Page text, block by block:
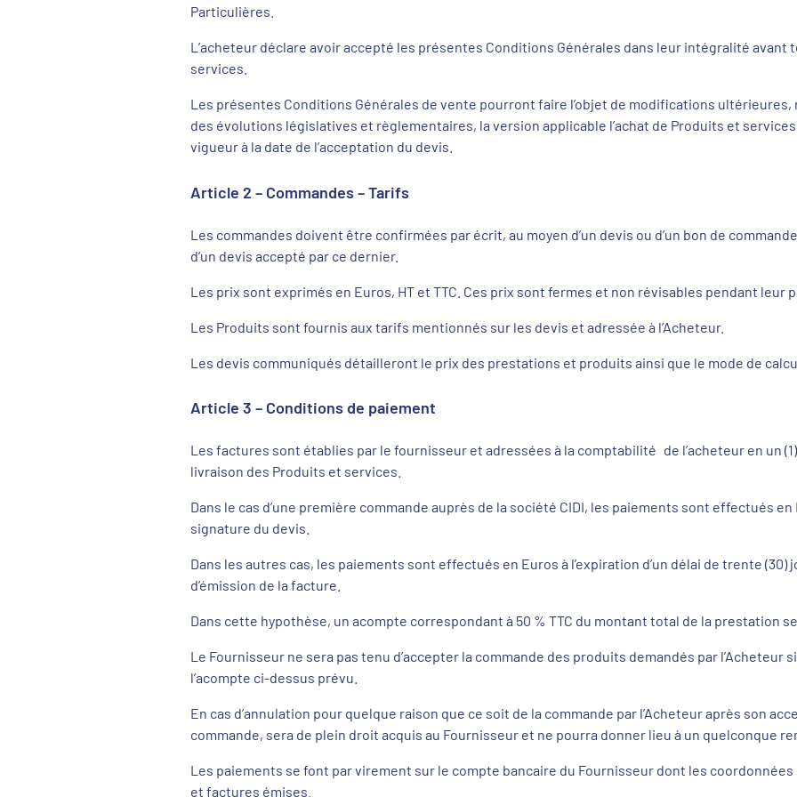
Particulières.
L’acheteur déclare avoir accepté les présentes Conditions Générales dans leur intégralité avant
services.
Les présentes Conditions Générales de vente pourront faire l’objet de modifications
des évolutions législatives et règlementaires, la version applicable l’achat de Produits et
vigueur à la date de l’acceptation du devis.
Article 2 – Commandes – Tarifs
Les commandes doivent être confirmées par écrit, au moyen d’un devis ou d’un bon de
d’un devis accepté par ce dernier.
Les prix sont exprimés en Euros, HT et TTC. Ces prix sont fermes et non révisables pendant leur
Les Produits sont fournis aux tarifs mentionnés sur les devis et adressée à l’Acheteur.
Les devis communiqués détailleront le prix des prestations et produits ainsi que le mode de
Article 3 – Conditions de paiement
Les factures sont établies par le fournisseur et adressées à la comptabilité de l’acheteur en un
livraison des Produits et services.
Dans le cas d’une première commande auprès de la société CIDI, les paiements sont effectués
signature du devis.
Dans les autres cas, les paiements sont effectués en Euros à l’expiration d’un délai de trente (30)
d’émission de la facture.
Dans cette hypothèse, un acompte correspondant à 50 % TTC du montant total de la prestation
Le Fournisseur ne sera pas tenu d’accepter la commande des produits demandés par l’Acheteur
l’acompte ci-dessus prévu.
En cas d’annulation pour quelque raison que ce soit de la commande par l’Acheteur après son
commande, sera de plein droit acquis au Fournisseur et ne pourra donner lieu à un quelconque
Les paiements se font par virement sur le compte bancaire du Fournisseur dont les
et factures émises.